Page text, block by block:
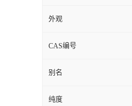
外观
CAS编号
别名
纯度